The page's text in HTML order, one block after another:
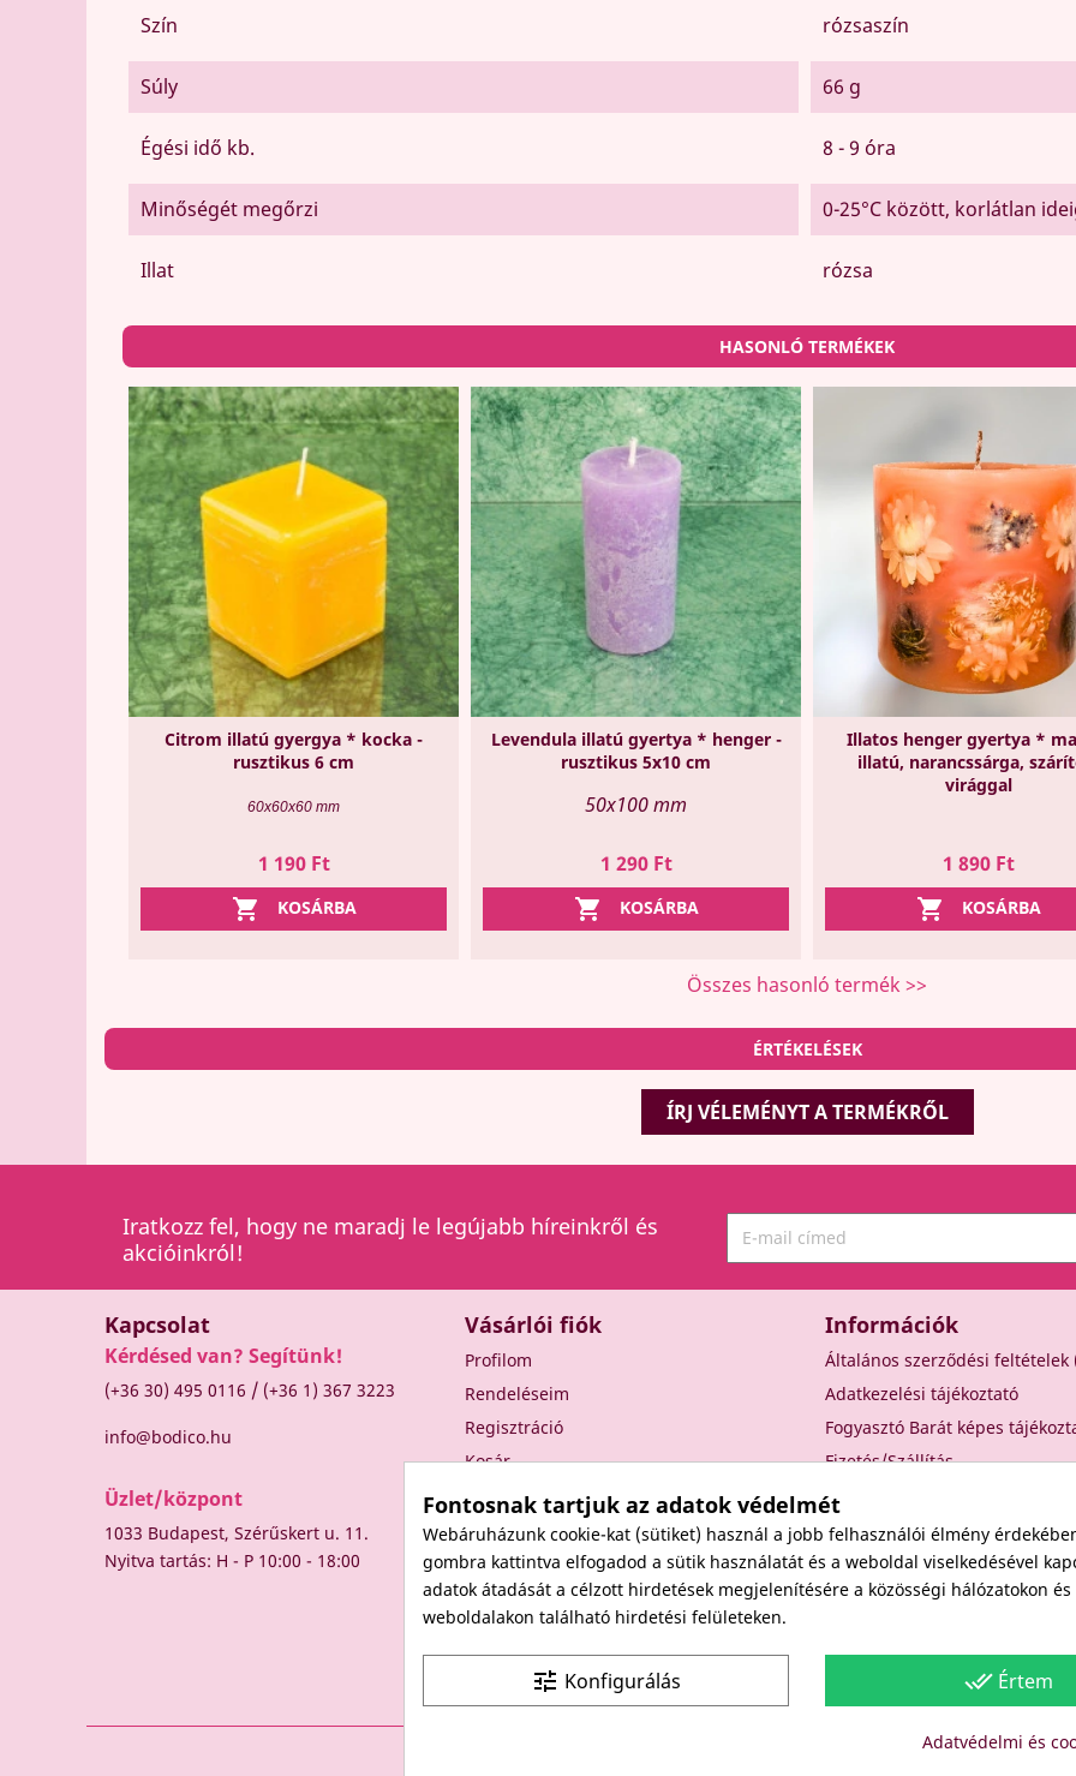
Szín rózsaszín
Súly 66 g
Égési idő kb. 8 - 9 óra
Minőségét megőrzi 0-25°C között, korlátlan
Illat rózsa
HASONLÓ TERMÉKEK
Citrom illatú gyergya * kocka -
rusztikus 6 cm
60x60x60 mm
Ár
1 190 Ft
 KOSÁRBA
Levendula illatú gyertya * henger -
rusztikus 5x10 cm
50x100 mm
Ár
1 290 Ft
 KOSÁRBA
Illatos henger gyertya *
illatú, narancssárga,
virággal
Ár
1 890 Ft
 KOSÁRBA
Összes hasonló termék >>
ÉRTÉKELÉSEK
ÍRJ VÉLEMÉNYT A TERMÉKRŐL
Iratkozz fel, hogy ne maradj le legújabb híreinkről és
akcióinkról!
Kapcsolat
Kérdésed van? Segítünk!
(+36 30) 495 0116 / (+36 1) 367 3223
info@bodico.hu
Üzlet/központ
1033 Budapest, Szérűskert u. 11.
Nyitva tartás: H - P 10:00 - 18:00
Vásárlói fiók
Profilom
Rendeléseim
Regisztráció
Kosár
Információk
Általános szerződési feltételek
Adatkezelési tájékoztató
Fogyasztó Barát képes
Fizetés/Szállítás
Elállási nyilatkozat
Elállás a szerződéstől
Rólunk
Kapcsolat
Site protected by reCAPTCHA. Terms
Fontosnak tartjuk az adatok védelmét
Webáruházunk cookie-kat (sütiket) használ a jobb felhasználói élmény
gombra kattintva elfogadod a sütik használatát és a weboldal viselkedésével
adatok átadását a célzott hirdetések megjelenítésére a közösségi hálózatokon és
weboldalakon található hirdetési felületeken.
done_all Értem
tune Konfigurálás
Adatvédelmi és